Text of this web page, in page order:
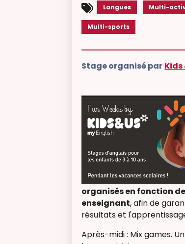
Langues Multi-
Multi-sports
Stage organisé par Kids
organisés en fonction
enseignant, afin de
résultats et
Après-midi : Mix games.